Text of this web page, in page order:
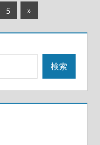
5
次
事
»
検索